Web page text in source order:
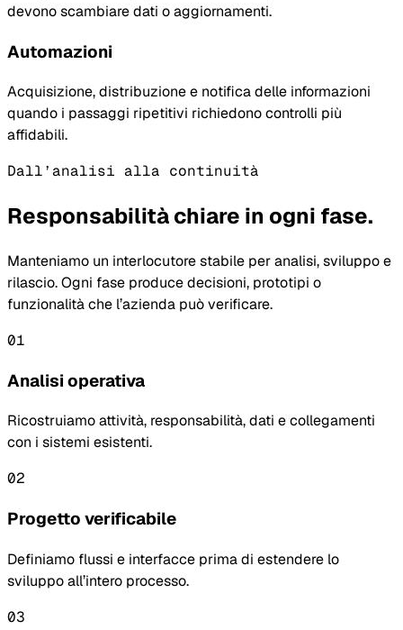
devono scambiare dati o aggiornamenti.
Automazioni
Acquisizione, distribuzione e notifica delle informazioni
quando i passaggi ripetitivi richiedono controlli più
affidabili.
Dall’analisi alla continuità
Responsabilità chiare in ogni fase.
Manteniamo un interlocutore stabile per analisi, sviluppo e
rilascio. Ogni fase produce decisioni, prototipi o
funzionalità che l’azienda può verificare.
01
Analisi operativa
Ricostruiamo attività, responsabilità, dati e collegamenti
con i sistemi esistenti.
02
Progetto verificabile
Definiamo flussi e interfacce prima di estendere lo
sviluppo all’intero processo.
03